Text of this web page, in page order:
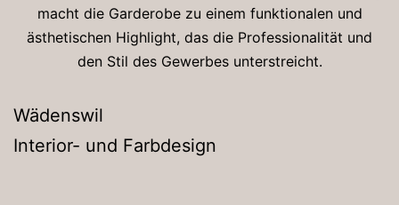
macht die Garderobe zu einem funktionalen und
ästhetischen Highlight, das die Professionalität und
den Stil des Gewerbes unterstreicht.
Wädenswil
Interior- und Farbdesign